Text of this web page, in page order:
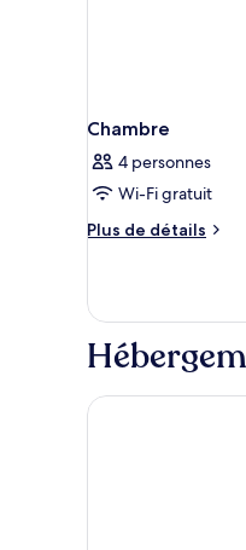
Chambre
4 personnes
Wi-Fi gratuit
Plus de détails
Plus
le
type
de
Chambre
CABINN